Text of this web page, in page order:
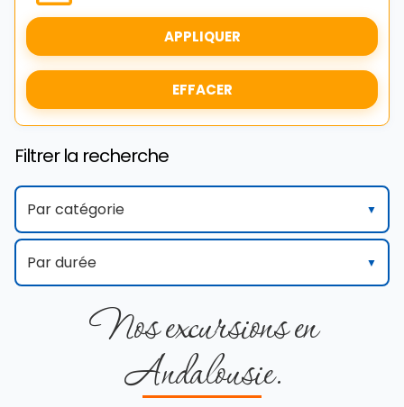
APPLIQUER
EFFACER
Filtrer la recherche
Par catégorie
Tous
Tradition andalouse
Par durée
Nos excursions en
Andalousie.